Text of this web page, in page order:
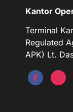
Kantor
Terminal
Regulated
APK) Lt.